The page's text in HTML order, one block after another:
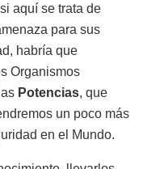
aquí se trata de
para sus
habría que
Organismos
Potencias, que
un poco más
en el Mundo.